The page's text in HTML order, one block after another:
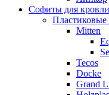
Софиты для кровли
Mitten
Tecos
Docke
Grand